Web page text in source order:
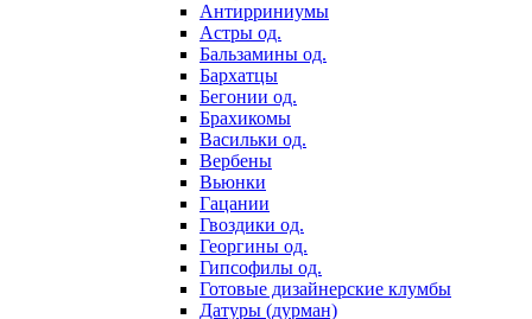
Антирриниумы
Астры од.
Бальзамины од.
Бархатцы
Бегонии од.
Брахикомы
Васильки од.
Вербены
Вьюнки
Гацании
Гвоздики од.
Георгины од.
Гипсофилы од.
Готовые дизайнерские клумбы
Датуры (дурман)